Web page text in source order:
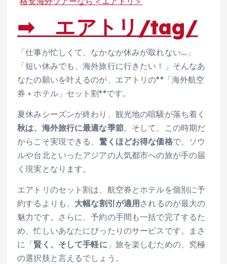
➡ エアトリ/tag/
「仕事が忙しくて、なかなか休みが取れない…」
「短い休みでも、海外旅行に行きたい！」そんなあ
なたの願いを叶えるのが、エアトリの**「海外航空
券＋ホテル」セット割**です。
夏休みシーズンが終わり、観光地の喧騒が落ち着く
秋は、海外旅行に最適な季節。そして、この時期だ
からこそ実現できる、 驚くほどお得な価格で、ソウ
ルや台北といったアジアの人気都市への旅が手の届
く現実となります。
エアトリのセット割は、航空券とホテルを個別に予
約するよりも、 大幅な割引が適用 されるのが最大の
魅力です。さらに、予約の手間も一括で完了するた
め、忙しいあなたにぴったりのサービスです。まさ
に「賢く、そして手軽に 」旅を楽しむための、究極
の選択肢と言えるでしょう。